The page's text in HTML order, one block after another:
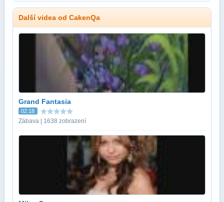
Další videa od CakenQa
Grand Fantasia
02:18
Zábava | 1638 zobrazení